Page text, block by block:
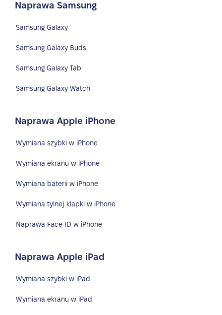
Naprawa Samsung
Samsung Galaxy
Samsung Galaxy Buds
Samsung Galaxy Tab
Samsung Galaxy Watch
Naprawa Apple iPhone
Wymiana szybki w iPhone
Wymiana ekranu w iPhone
Wymiana baterii w iPhone
Wymiana tylnej klapki w iPhone
Naprawa Face ID w iPhone
Naprawa Apple iPad
Wymiana szybki w iPad
Wymiana ekranu w iPad